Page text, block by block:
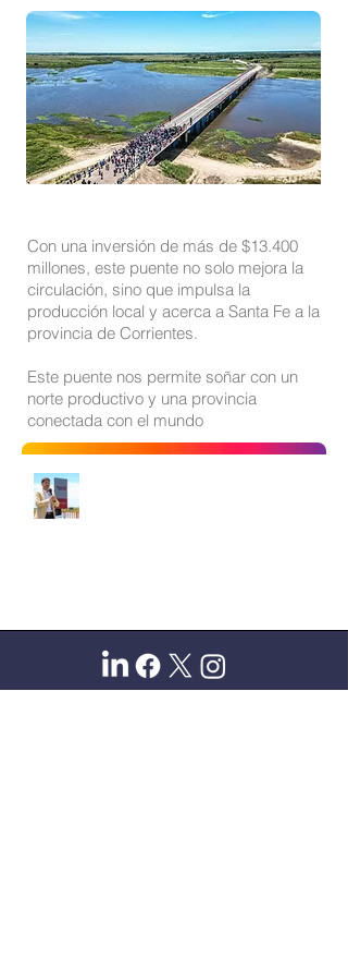
Con una inversión de más de $13.400
millones, este puente no solo mejora la
circulación, sino que impulsa la
producción local y acerca a Santa Fe a la
provincia de Corrientes.
Este puente nos permite soñar con un
norte productivo y una provincia
conectada con el mundo